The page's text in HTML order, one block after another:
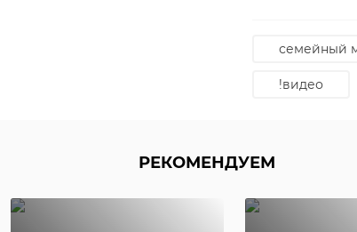
семейный
!видео
РЕКОМЕНДУЕМ